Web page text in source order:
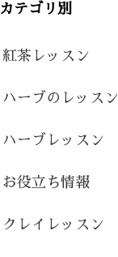
カテゴリ別
紅茶レッスン
ハーブのレッスン
ハーブレッスン
お役立ち情報
クレイレッスン